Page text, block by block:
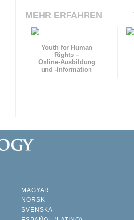
MEHR ERFAHREN
Youth for Human
Rights –
Online-Ausbildung
und-Information
MAGYAR
NORSK
SVENSKA